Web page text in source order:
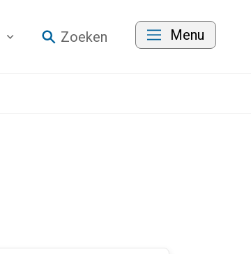
Zoeken Menu